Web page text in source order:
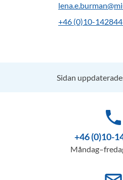
+46 (0)10-
Sidan
phone
+46 (0)10-